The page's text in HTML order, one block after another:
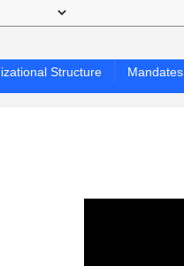
Structure Mandates